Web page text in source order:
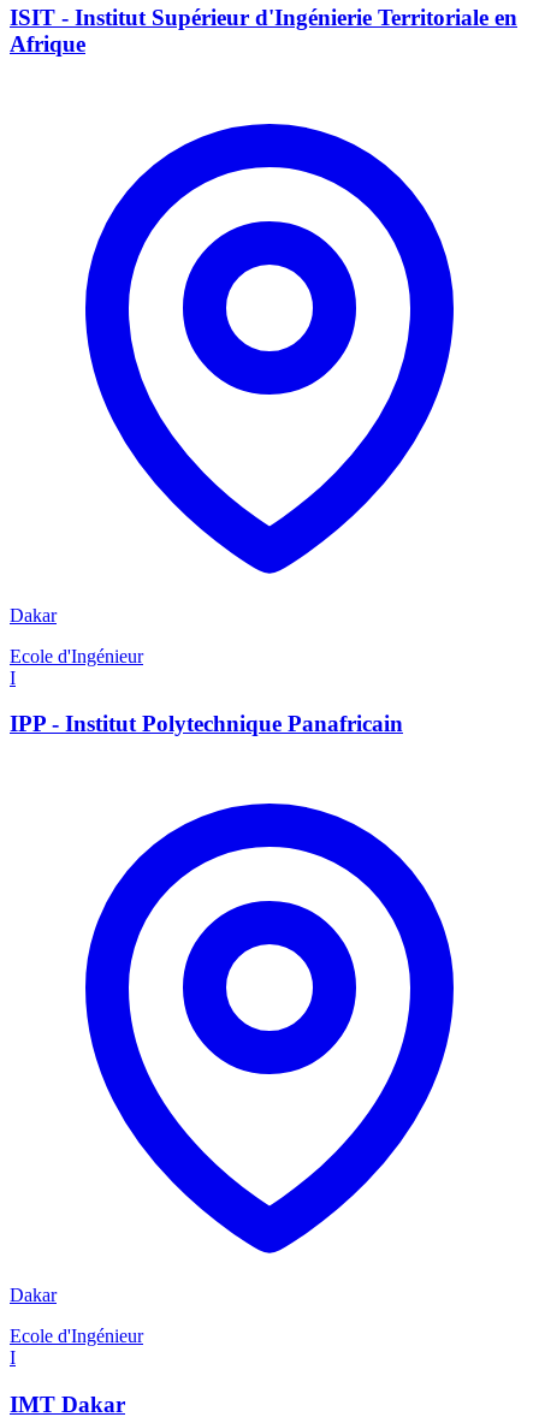
ISIT - Institut Supérieur d'Ingénierie Territoriale en
Afrique
Dakar
Ecole d'Ingénieur
I
IPP - Institut Polytechnique Panafricain
Dakar
Ecole d'Ingénieur
I
IMT Dakar